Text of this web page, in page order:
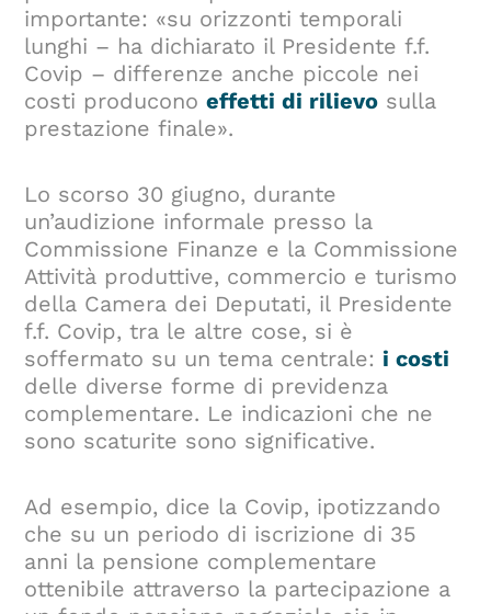
importante: «su orizzonti temporali
lunghi – ha dichiarato il Presidente f.f.
Covip – differenze anche piccole nei
costi produconoeffetti di rilievo sulla
prestazione finale».
Lo scorso 30 giugno, durante
un’audizione informale presso la
Commissione Finanze e la Commissione
Attività produttive, commercio e turismo
della Camera dei Deputati, il Presidente
f.f. Covip, tra le altre cose, si è
soffermato su un tema centrale: i costi
delle diverse forme di previdenza
complementare. Le indicazioni che ne
sono scaturite sono significative.
Ad esempio, dice la Covip, ipotizzando
che su un periodo di iscrizione di 35
anni la pensione complementare
ottenibile attraverso la partecipazione a